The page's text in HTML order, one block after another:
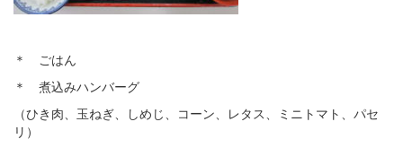
＊ ごはん
＊ 煮込みハンバーグ
（ひき肉、玉ねぎ、しめじ、コーン、レタス、ミニトマト、パセ
リ）